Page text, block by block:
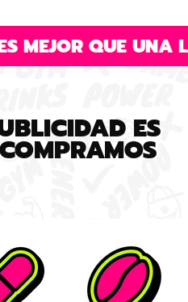
UNA LATA. 70
ES